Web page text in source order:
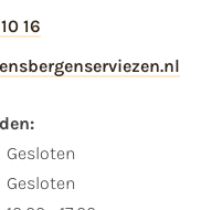
16
Gesloten
Gesloten